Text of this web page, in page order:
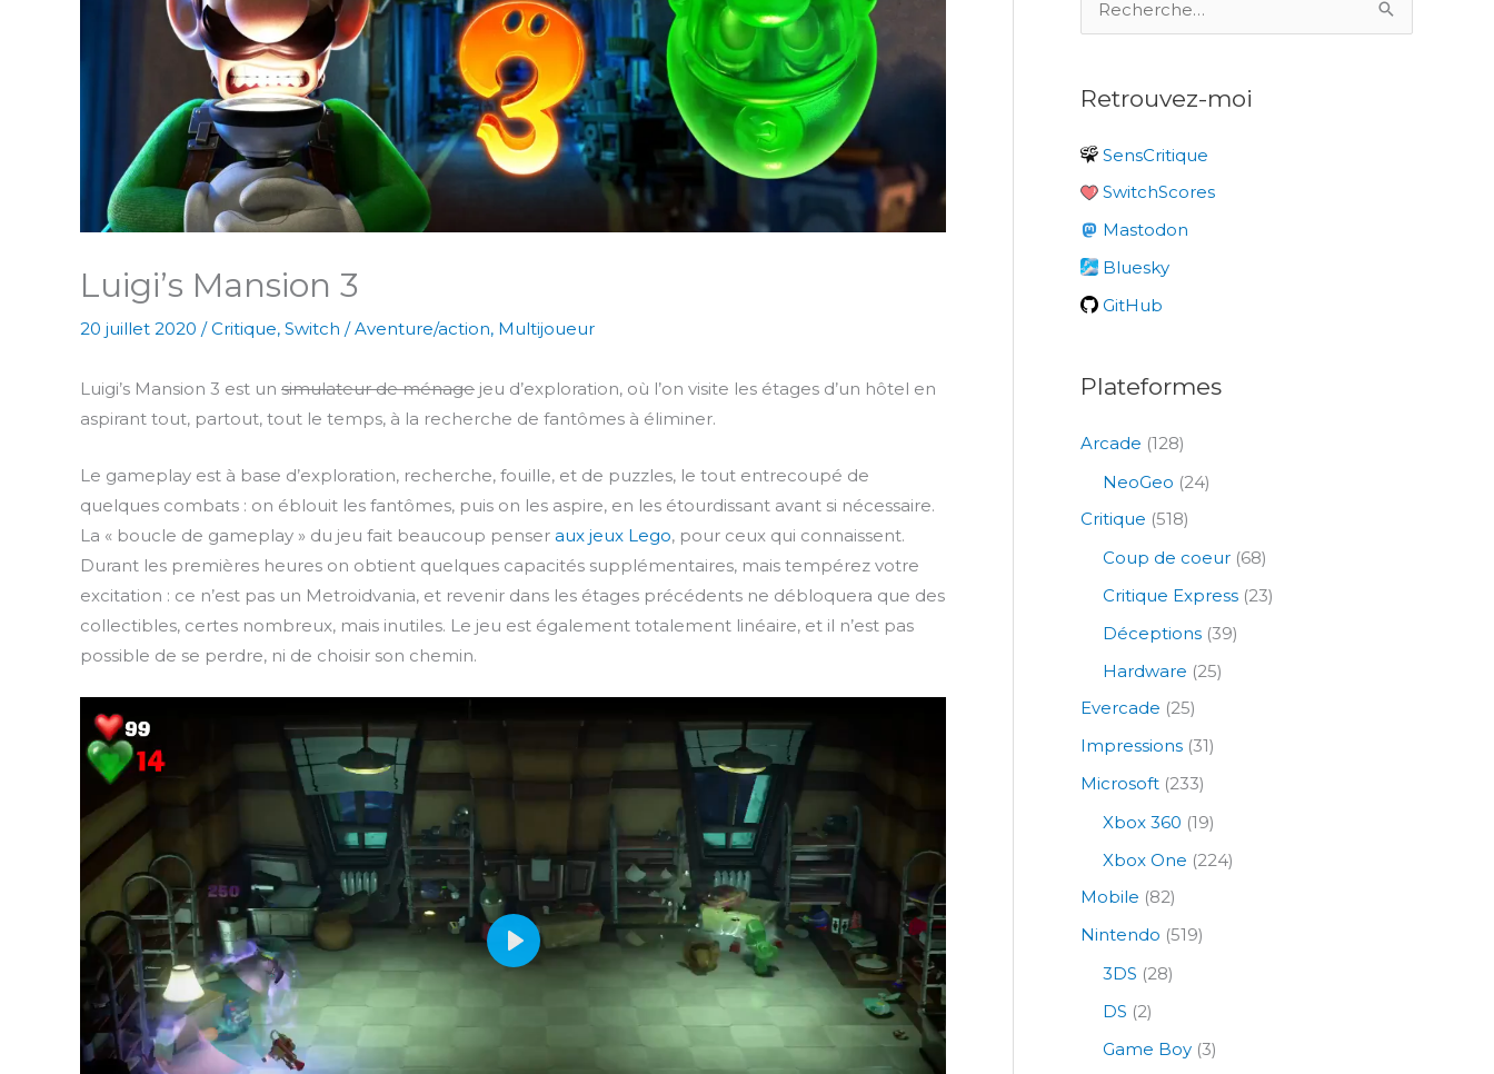
Luigi’s Mansion 3
20 juillet 2020 /Critique, Switch /Aventure/action, Multijoueur
Luigi’s Mansion 3 est un simulateur de ménage jeu d’exploration, où l’on visite les étages d’un hôtel en
aspirant tout, partout, tout le temps, à la recherche de fantômes à éliminer.
Le gameplay est à base d’exploration, recherche, fouille, et de puzzles, le tout entrecoupé de
quelques combats : on éblouit les fantômes, puis on les aspire, en les étourdissant avant si nécessaire.
La « boucle de gameplay » du jeu fait beaucoup penser aux jeux Lego, pour ceux qui connaissent.
Durant les premières heures on obtient quelques capacités supplémentaires, mais tempérez votre
excitation : ce n’est pas un Metroidvania, et revenir dans les étages précédents ne débloquera que des
collectibles, certes nombreux, mais inutiles. Le jeu est également totalement linéaire, et il n’est pas
possible de se perdre, ni de choisir son chemin.
P
e
h
r
c
h
e
r
Retrouvez-moi
SensCritique
SwitchScores
Mastodon
Bluesky
GitHub
Plateformes
Arcade (128)
NeoGeo (24)
Critique (518)
Coup de coeur (68)
Critique Express (23)
Déceptions (39)
Hardware (25)
Evercade (25)
Impressions (31)
Microsoft (233)
Xbox 360 (19)
Xbox One (224)
Mobile (82)
Nintendo (519)
3DS (28)
DS (2)
Game Boy (3)